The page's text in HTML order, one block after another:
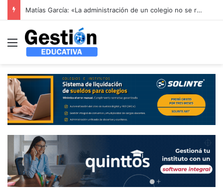
Alerta en la educación infantil española: las patronales advierten que la reducción drástica de ratios sin financiación aboca al colapso del sector de 0 a 3 años
Menú